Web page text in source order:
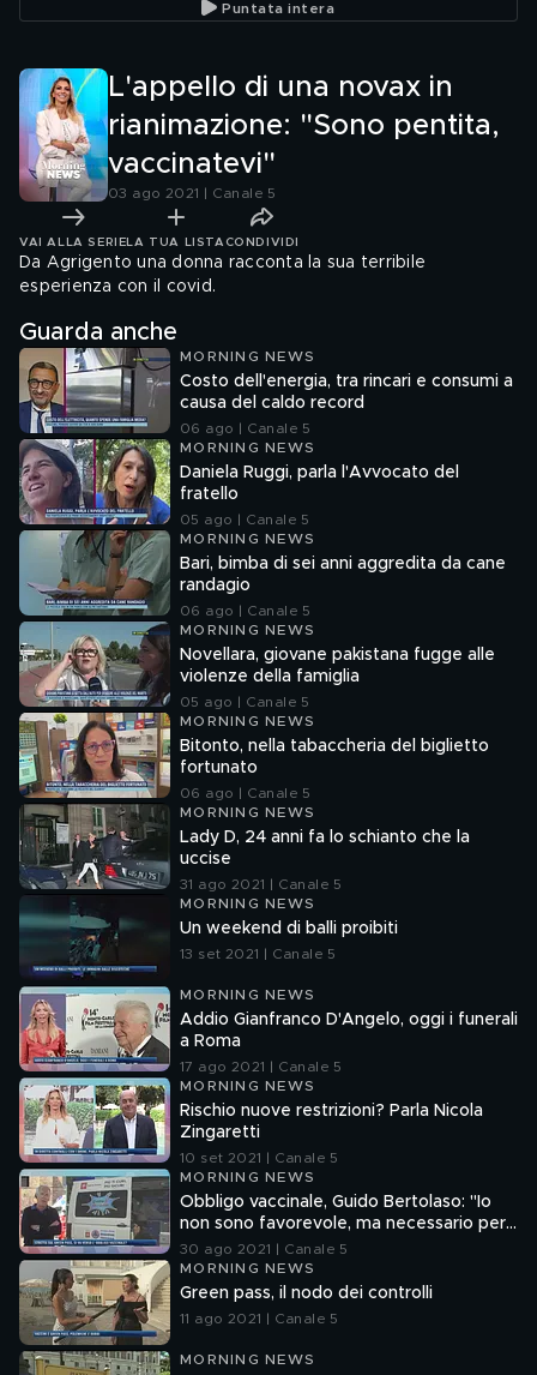
Puntata intera
L'appello di una novax in
rianimazione: "Sono pentita,
vaccinatevi"
03 ago 2021 | Canale 5
VAI ALLA SERIE LA TUA LISTA CONDIVIDI
Da Agrigento una donna racconta la sua terribile
esperienza con il covid.
Guarda anche
MORNING NEWS
Costo dell'energia, tra rincari e consumi a
causa del caldo record
06 ago | Canale 5
MORNING NEWS
Daniela Ruggi, parla l'Avvocato del
fratello
05 ago | Canale 5
MORNING NEWS
Bari, bimba di sei anni aggredita da cane
randagio
06 ago | Canale 5
MORNING NEWS
Novellara, giovane pakistana fugge alle
violenze della famiglia
05 ago | Canale 5
MORNING NEWS
Bitonto, nella tabaccheria del biglietto
fortunato
06 ago | Canale 5
MORNING NEWS
Lady D, 24 anni fa lo schianto che la
uccise
31 ago 2021 | Canale 5
MORNING NEWS
Un weekend di balli proibiti
13 set 2021 | Canale 5
MORNING NEWS
Addio Gianfranco D'Angelo, oggi i funerali
a Roma
17 ago 2021 | Canale 5
MORNING NEWS
Rischio nuove restrizioni? Parla Nicola
Zingaretti
10 set 2021 | Canale 5
MORNING NEWS
Obbligo vaccinale, Guido Bertolaso: "Io
non sono favorevole, ma necessario per
alcune categorie a rischio contagio"
30 ago 2021 | Canale 5
MORNING NEWS
Green pass, il nodo dei controlli
11 ago 2021 | Canale 5
MORNING NEWS